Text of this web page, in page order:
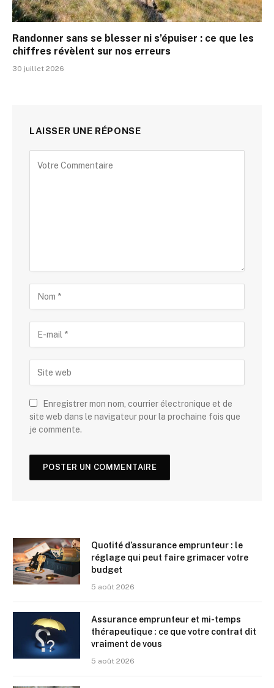
Randonner sans se blesser ni s’épuiser : ce que les
chiffres révèlent sur nos erreurs
30 juillet 2026
LAISSER UNE RÉPONSE
Enregistrer mon nom, courrier électronique et de
site web dans le navigateur pour la prochaine fois que
je commente.
Quotité d’assurance emprunteur : le
réglage qui peut faire grimacer votre
budget
5 août 2026
Assurance emprunteur et mi-temps
thérapeutique : ce que votre contrat dit
vraiment de vous
5 août 2026